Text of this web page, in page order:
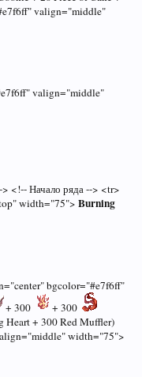
valign="middle"
valign="middle"
<!-- Начало ряда --> <tr>
width="75"> Burning
bgcolor="#e7f6ff"
+ 300
+ 300
Heart + 300 Red Muffler)
width="75">